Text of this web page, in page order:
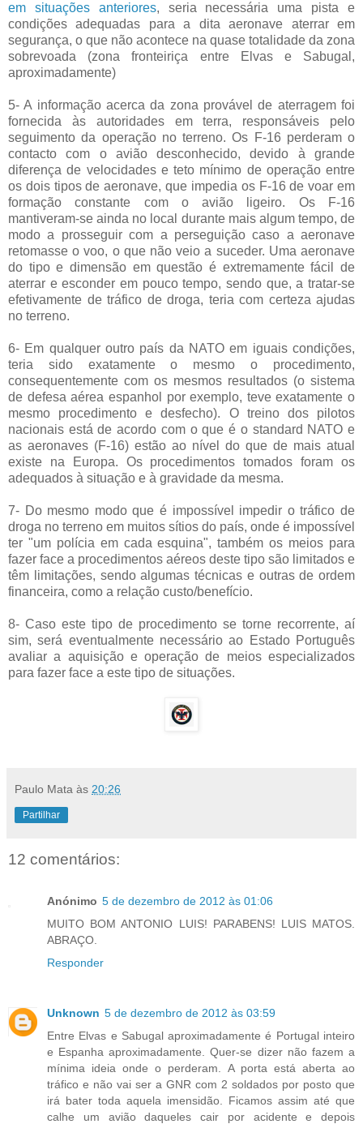
em situações anteriores, seria necessária uma pista e
condições adequadas para a dita aeronave aterrar em
segurança, o que não acontece na quase totalidade da zona
sobrevoada (zona fronteiriça entre Elvas e Sabugal,
aproximadamente)
5- A informação acerca da zona provável de aterragem foi
fornecida às autoridades em terra, responsáveis pelo
seguimento da operação no terreno. Os F-16 perderam o
contacto com o avião desconhecido, devido à grande
diferença de velocidades e teto mínimo de operação entre
os dois tipos de aeronave, que impedia os F-16 de voar em
formação constante com o avião ligeiro. Os F-16
mantiveram-se ainda no local durante mais algum tempo, de
modo a prosseguir com a perseguição caso a aeronave
retomasse o voo, o que não veio a suceder. Uma aeronave
do tipo e dimensão em questão é extremamente fácil de
aterrar e esconder em pouco tempo, sendo que, a tratar-se
efetivamente de tráfico de droga, teria com certeza ajudas
no terreno.
6- Em qualquer outro país da NATO em iguais condições,
teria sido exatamente o mesmo o procedimento,
consequentemente com os mesmos resultados (o sistema
de defesa aérea espanhol por exemplo, teve exatamente o
mesmo procedimento e desfecho). O treino dos pilotos
nacionais está de acordo com o que é o standard NATO e
as aeronaves (F-16) estão ao nível do que de mais atual
existe na Europa. Os procedimentos tomados foram os
adequados à situação e à gravidade da mesma.
7- Do mesmo modo que é impossível impedir o tráfico de
droga no terreno em muitos sítios do país, onde é impossível
ter "um polícia em cada esquina", também os meios para
fazer face a procedimentos aéreos deste tipo são limitados e
têm limitações, sendo algumas técnicas e outras de ordem
financeira, como a relação custo/benefício.
8- Caso este tipo de procedimento se torne recorrente, aí
sim, será eventualmente necessário ao Estado Português
avaliar a aquisição e operação de meios especializados
para fazer face a este tipo de situações.
Paulo Mata às 20:26
Partilhar
12 comentários:
Anónimo 5 de dezembro de 2012 às 01:06
MUITO BOM ANTONIO LUIS! PARABENS! LUIS MATOS.
ABRAÇO.
Responder
Unknown 5 de dezembro de 2012 às 03:59
Entre Elvas e Sabugal aproximadamente é Portugal inteiro
e Espanha aproximadamente. Quer-se dizer não fazem a
mínima ideia onde o perderam. A porta está aberta ao
tráfico e não vai ser a GNR com 2 soldados por posto que
irá bater toda aquela imensidão. Ficamos assim até que
calhe um avião daqueles cair por acidente e depois